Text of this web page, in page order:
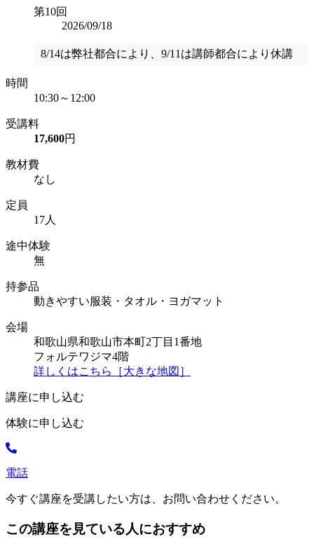
第10回
2026/09/18
8/14は弊社都合により、9/11は講師都合により休講
時間
10:30～12:00
受講料
17,600円
教材費
なし
定員
17人
途中体験
無
持参品
動きやすい服装・タオル・ヨガマット
会場
和歌山県和歌山市本町2丁目1番地
フォルテワジマ4階
詳しくはこちら［大きな地図］
講座に申し込む
体験に申し込む
電話
今すぐ講座を受講したい方は、お問い合わせください。
この講座を見ている人におすすめ